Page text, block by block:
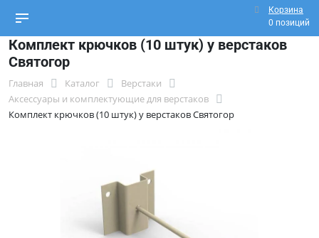
Корзина
0 позиций
Комплект крючков (10 штук) у верстаков
Святогор
Главная Каталог
Верстаки
Аксессуары и комплектующие для верстаков
Комплект крючков (10 штук) у верстаков Святогор